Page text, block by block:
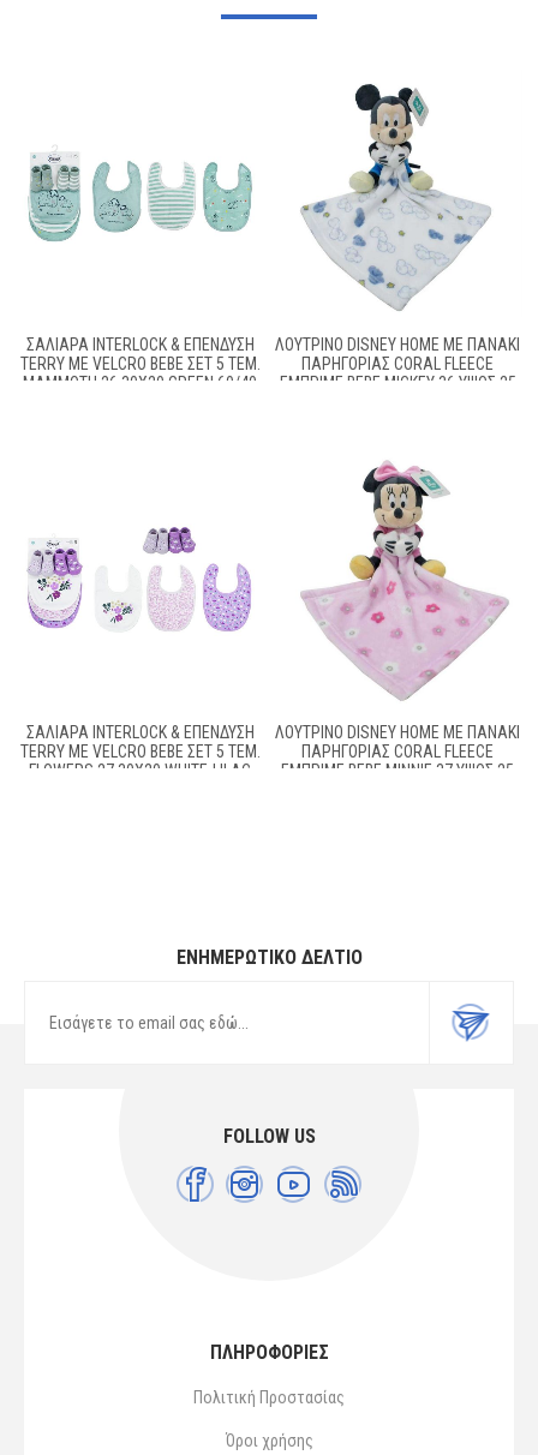
ΣΑΛΙΆΡΑ INTERLOCK & ΕΠΈΝΔΥΣΗ
TERRY ΜΕ VELCRO BEBE ΣΕΤ 5 ΤΕΜ.
MAMMOTH 26 30X20 GREEN 60/40
ΛΟΎΤΡΙΝΟ DISNEY HOME ΜΕ ΠΑΝΆΚΙ
ΠΑΡΗΓΟΡΊΑΣ CORAL FLEECE
ΕΜΠΡΙΜΈ BEBE MICKEY 36 ΎΨΟΣ 25
ΣΑΛΙΆΡΑ INTERLOCK & ΕΠΈΝΔΥΣΗ
TERRY ΜΕ VELCRO BEBE ΣΕΤ 5 ΤΕΜ.
FLOWERS 27 30X20 WHITE-LILAC
ΛΟΎΤΡΙΝΟ DISNEY HOME ΜΕ ΠΑΝΆΚΙ
ΠΑΡΗΓΟΡΊΑΣ CORAL FLEECE
ΕΜΠΡΙΜΈ BEBE MINNIE 37 ΎΨΟΣ 25
ΕΝΗΜΕΡΩΤΙΚΌ ΔΕΛΤΊΟ
FOLLOW US
ΠΛΗΡΟΦΟΡΙΕΣ
Πολιτική Προστασίας
Όροι χρήσης